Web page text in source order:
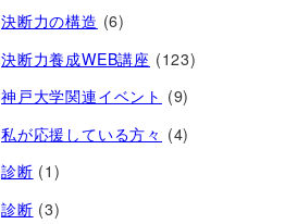
決断力の構造 (6)
決断力養成WEB講座 (123)
神戸大学関連イベント (9)
私が応援している方々 (4)
診断 (1)
診断 (3)